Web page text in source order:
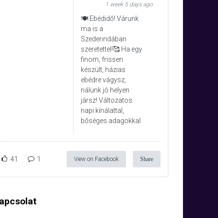
1 week 5 days ago
🍽️ Ebédidő! Várunk
ma is a
Szederindában
szeretettel!🥰 Ha egy
finom, frissen
készült, házias
ebédre vágysz,
nálunk jó helyen
jársz! Változatos
napi kínálattal,
bőséges adagokkal
41 1 View on Facebook Share